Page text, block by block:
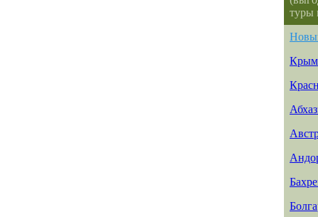
туры
Крым